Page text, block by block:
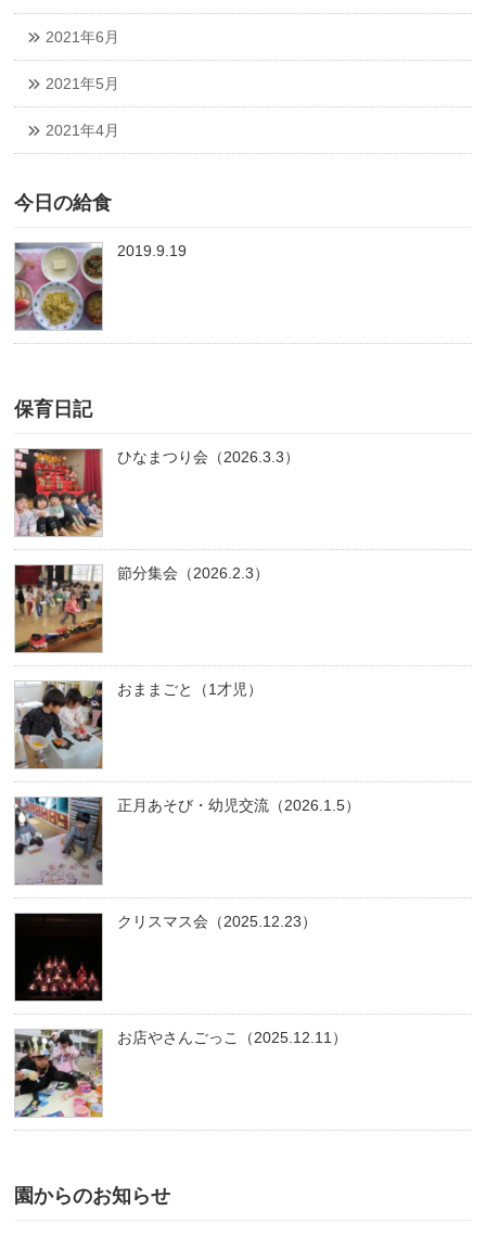
2021年6月
2021年5月
2021年4月
今日の給食
2019.9.19
保育日記
ひなまつり会（2026.3.3）
節分集会（2026.2.3）
おままごと（1才児）
正月あそび・幼児交流（2026.1.5）
クリスマス会（2025.12.23）
お店やさんごっこ（2025.12.11）
園からのお知らせ